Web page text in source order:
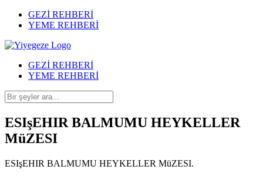
GEZİ REHBERİ
YEME REHBERİ
GEZİ REHBERİ
YEME REHBERİ
ESIşEHIR BALMUMU HEYKELLER
MüZESI
ESIşEHIR BALMUMU HEYKELLER MüZESI.